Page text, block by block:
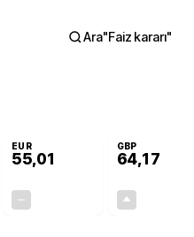
Ara"Faiz kararı"
EUR
55,01
GBP
64,17